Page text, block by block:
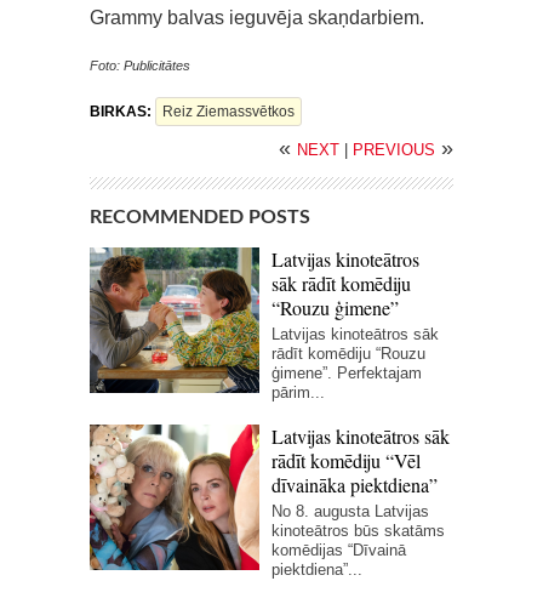
Grammy balvas ieguvēja skaņdarbiem.
Foto: Publicitātes
BIRKAS: Reiz Ziemassvētkos
« NEXT PREVIOUS »
RECOMMENDED POSTS
Latvijas kinoteātros
sāk rādīt komēdiju
“Rouzu ģimene”
Latvijas kinoteātros sāk
rādīt komēdiju “Rouzu
ģimene”. Perfektajam
pārim...
Latvijas kinoteātros sāk
rādīt komēdiju “Vēl
dīvaināka piektdiena”
No 8. augusta Latvijas
kinoteātros būs skatāms
komēdijas “Dīvainā
piektdiena”...